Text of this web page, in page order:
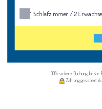
1 Schlafzimmer /2
100% sichere Buchung,
Zahlung gesichert